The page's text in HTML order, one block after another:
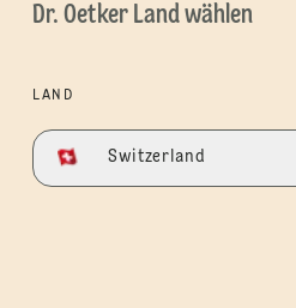
Dr. Oetker Land wählen
LAND
Switzerland